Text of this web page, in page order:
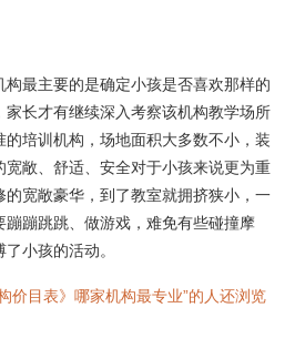
最主要的是确定小孩是否喜欢那样的
长才有继续深入考察该机构教学场所
培训机构，场地面积大多数不小，装
敞、舒适、安全对于小孩来说更为重
宽敞豪华，到了教室就拥挤狭小，一
蹦跳跳、做游戏，难免有些碰撞摩
小孩的活动。
价目表》哪家机构最专业”的人还浏览